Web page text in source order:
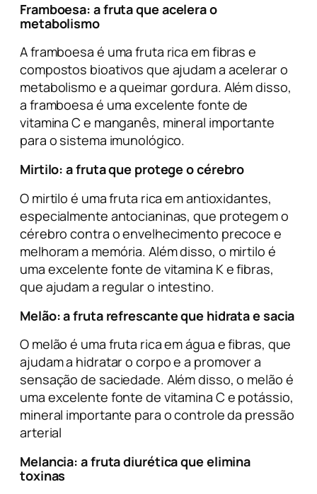
Framboesa: a fruta que acelera o
metabolismo
A framboesa é uma fruta rica em fibras e
compostos bioativos que ajudam a acelerar o
metabolismo e a queimar gordura. Além disso,
a framboesa é uma excelente fonte de
vitamina C e manganês, mineral importante
para o sistema imunológico.
Mirtilo: a fruta que protege o cérebro
O mirtilo é uma fruta rica em antioxidantes,
especialmente antocianinas, que protegem o
cérebro contra o envelhecimento precoce e
melhoram a memória. Além disso, o mirtilo é
uma excelente fonte de vitamina K e fibras,
que ajudam a regular o intestino.
Melão: a fruta refrescante que hidrata e sacia
O melão é uma fruta rica em água e fibras, que
ajudam a hidratar o corpo e a promover a
sensação de saciedade. Além disso, o melão é
uma excelente fonte de vitamina C e potássio,
mineral importante para o controle da pressão
arterial
Melancia: a fruta diurética que elimina
toxinas